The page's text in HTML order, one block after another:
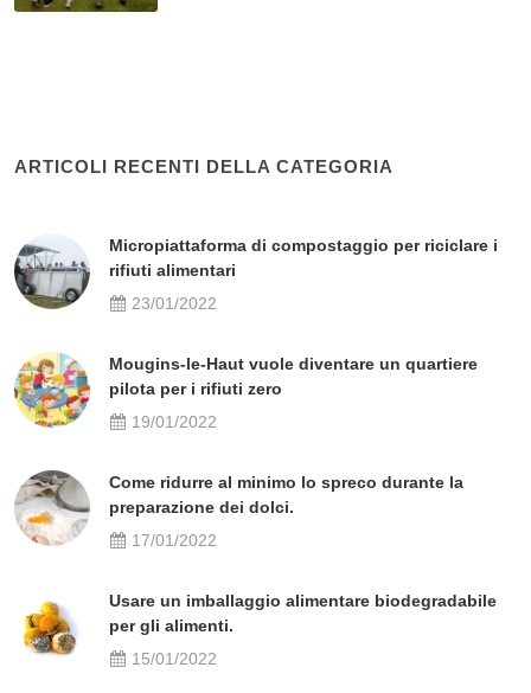
ARTICOLI RECENTI DELLA CATEGORIA
Micropiattaforma di compostaggio per riciclare i
rifiuti alimentari
23/01/2022
Mougins-le-Haut vuole diventare un quartiere
pilota per i rifiuti zero
19/01/2022
Come ridurre al minimo lo spreco durante la
preparazione dei dolci.
17/01/2022
Usare un imballaggio alimentare biodegradabile
per gli alimenti.
15/01/2022